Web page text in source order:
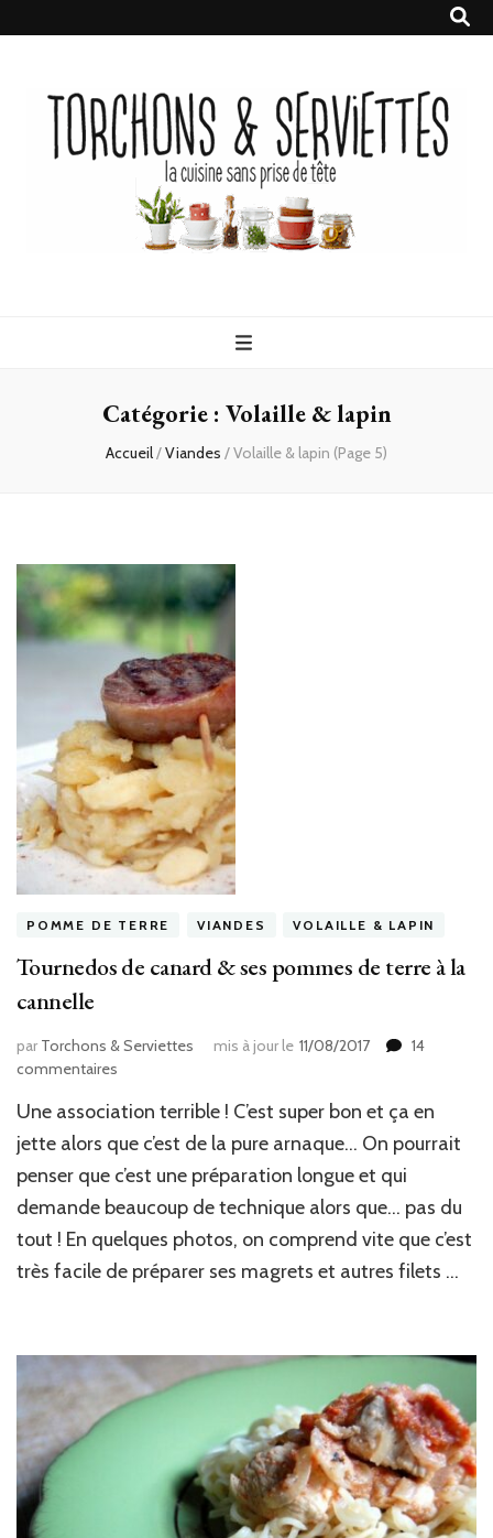
Serviettes
Catégorie : Volaille & lapin
Accueil/Viandes /Volaille & lapin (Page 5)
POMME DE TERRE VIANDES VOLAILLE & LAPIN
Tournedos de canard & ses pommes de terre à la
cannelle
par Torchons & Serviettes mis à jour le 11/08/2017
14
commentaires
de
canard
&
ses
pommes
de
terre
à
Une association terrible ! C’est super bon et ça en
jette alors que c’est de la pure arnaque… On pourrait
penser que c’est une préparation longue et qui
demande beaucoup de technique alors que… pas du
tout ! En quelques photos, on comprend vite que c’est
très facile de préparer ses magrets et autres filets …